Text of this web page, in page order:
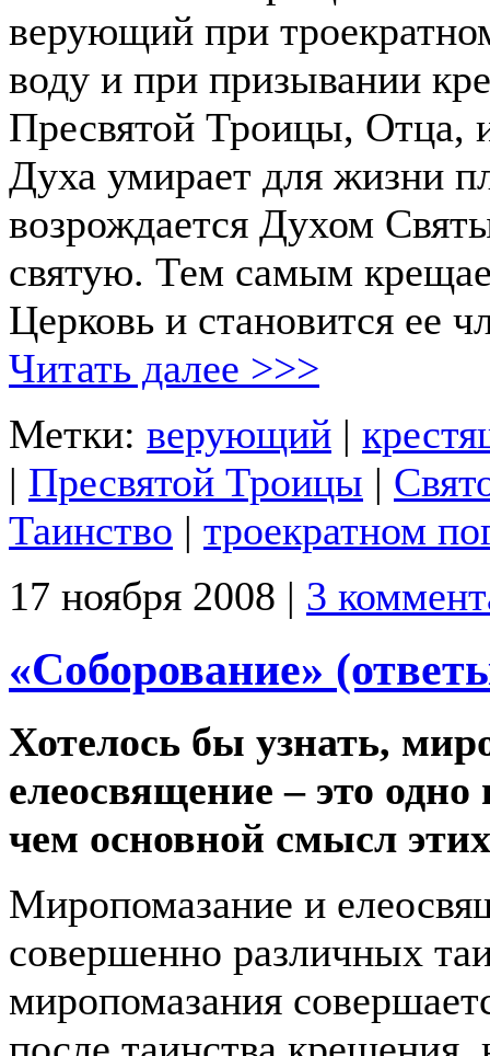
верующий при
воду и при призывании
Пресвятой Троицы, Отца,
Духа умирает для жизни
возрождается Духом
святую. Тем самым
Церковь и становится ее
Читать далее >>>
Метки: верующий |
| Пресвятой Троицы |
Таинство | троекратном
17 ноября 2008 | 3
«Соборование»
Хотелось бы узнать,
елеосвящение – это
чем основной смысл
Миропомазание и
совершенно различных
миропомазания